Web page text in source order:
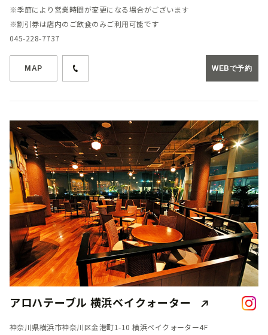
※季節により営業時間が変更になる場合がございます
※割引券は店内のご飲食のみご利用可能です
045-228-7737
MAP WEBで予約
アロハテーブル 横浜ベイクォーター
神奈川県横浜市神奈川区金港町1-10 横浜ベイクォーター4F